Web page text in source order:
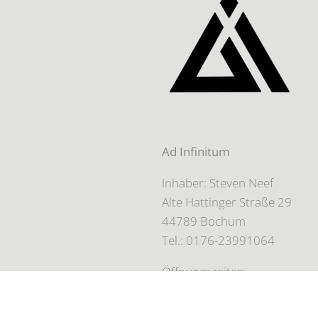
Ad Infinitum
Inhaber: Steven Neef
Alte Hattinger Straße 29
44789 Bochum
Tel.: 0176-23991064
Öffnungszeiten: